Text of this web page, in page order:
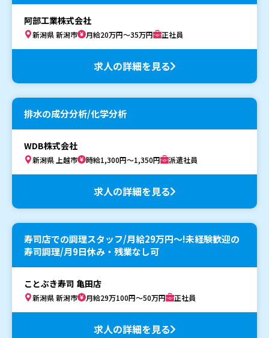
阿部工業株式会社
新潟県 新潟市 月給20万円～35万円 正社員
求人の詳細を見る
排水の成分分析/化学分析
WDB株式会社
新潟県 上越市 時給1,300円～1,350円 派遣社員
求人の詳細を見る
寿司店での調理スタッフ/月給29万円〜!未経験歓迎の
寿司調理/月9日休み・残業なし可
ことぶき寿司 亀田店
新潟県 新潟市 月給29万100円～50万円 正社員
求人の詳細を見る